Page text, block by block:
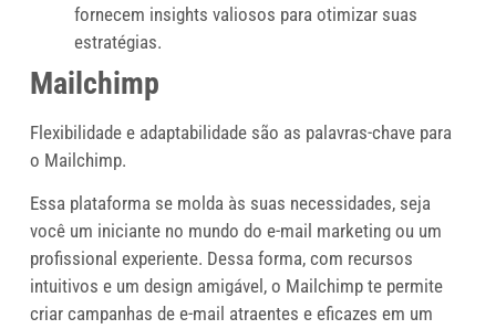
fornecem insights valiosos para otimizar suas
estratégias.
Mailchimp
Flexibilidade e adaptabilidade são as palavras-chave para
o Mailchimp.
Essa plataforma se molda às suas necessidades, seja
você um iniciante no mundo do e-mail marketing ou um
profissional experiente. Dessa forma, com recursos
intuitivos e um design amigável, o Mailchimp te permite
criar campanhas de e-mail atraentes e eficazes em um